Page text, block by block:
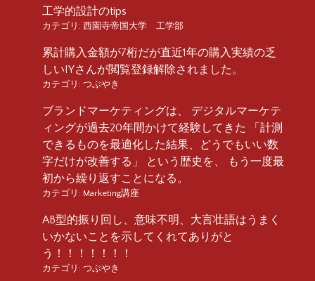
工学的設計のtips
カテゴリ: 西園寺帝国大学 工学部
累計購入金額が7桁だが直近1年の購入実績の乏
しいIYさんが閲覧登録解除されました。
カテゴリ: つぶやき
ブランドマーケティングは、 デジタルマーケテ
ィングが過去20年間かけて経験してきた 「計測
できるものを最適化した結果、どうでもいい数
字だけが改善する」 という歴史を、 もう一度最
初から繰り返すことになる。
カテゴリ: Marketing講座
AB型的振り回し、意味不明、大言壮語はうまく
いかないことを示してくれてありがと
う！！！！！！！
カテゴリ: つぶやき